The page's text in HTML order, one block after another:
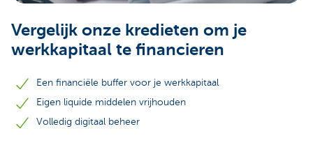
Vergelijk onze kredieten om je
werkkapitaal te financieren
Een financiële buffer voor je werkkapitaal
Eigen liquide middelen vrijhouden
Volledig digitaal beheer